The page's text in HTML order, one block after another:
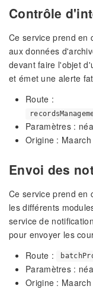
Contrôle
Ce service prend en
aux données
devant faire l'objet
et émet une alerte
Route :
Paramètres :
Origine : Maarch
Envoi des
Ce service prend en
les différents
service de
pour envoyer les
Route :
Paramètres :
Origine : Maarch